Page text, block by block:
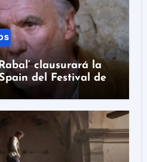
clausurará la
del Festival de